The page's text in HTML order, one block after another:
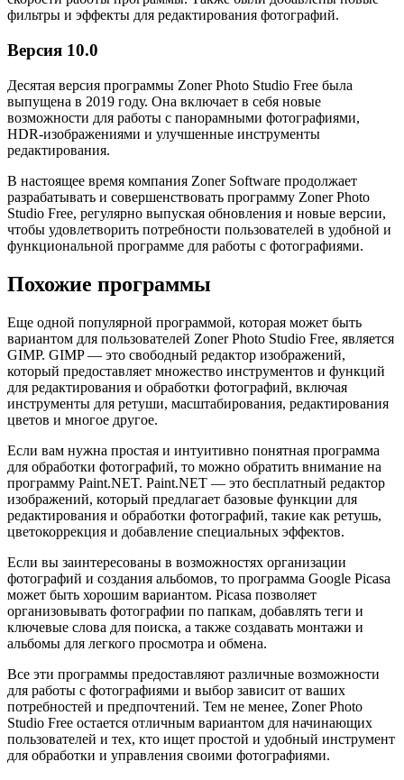
фильтры и эффекты для редактирования фотографий.
Версия 10.0
Десятая версия программы Zoner Photo Studio Free была
выпущена в 2019 году. Она включает в себя новые
возможности для работы с панорамными фотографиями,
HDR-изображениями и улучшенные инструменты
редактирования.
В настоящее время компания Zoner Software продолжает
разрабатывать и совершенствовать программу Zoner Photo
Studio Free, регулярно выпуская обновления и новые версии,
чтобы удовлетворить потребности пользователей в удобной и
функциональной программе для работы с фотографиями.
Похожие программы
Еще одной популярной программой, которая может быть
вариантом для пользователей Zoner Photo Studio Free, является
GIMP. GIMP — это свободный редактор изображений,
который предоставляет множество инструментов и функций
для редактирования и обработки фотографий, включая
инструменты для ретуши, масштабирования, редактирования
цветов и многое другое.
Если вам нужна простая и интуитивно понятная программа
для обработки фотографий, то можно обратить внимание на
программу Paint.NET. Paint.NET — это бесплатный редактор
изображений, который предлагает базовые функции для
редактирования и обработки фотографий, такие как ретушь,
цветокоррекция и добавление специальных эффектов.
Если вы заинтересованы в возможностях организации
фотографий и создания альбомов, то программа Google Picasa
может быть хорошим вариантом. Picasa позволяет
организовывать фотографии по папкам, добавлять теги и
ключевые слова для поиска, а также создавать монтажи и
альбомы для легкого просмотра и обмена.
Все эти программы предоставляют различные возможности
для работы с фотографиями и выбор зависит от ваших
потребностей и предпочтений. Тем не менее, Zoner Photo
Studio Free остается отличным вариантом для начинающих
пользователей и тех, кто ищет простой и удобный инструмент
для обработки и управления своими фотографиями.